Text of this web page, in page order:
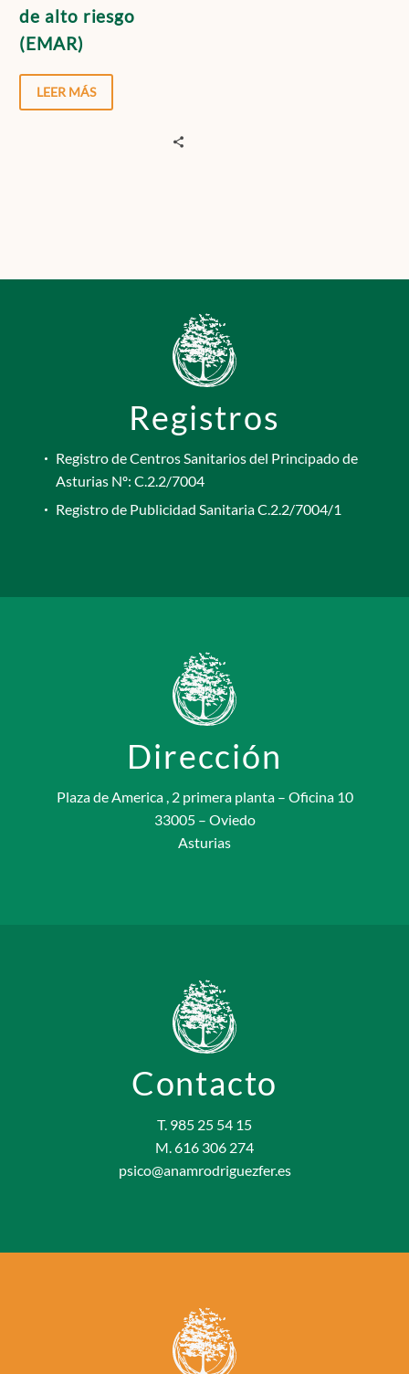
de alto riesgo
(EMAR)
LEER MÁS
Registros
Registro de Centros Sanitarios del Principado de
Asturias Nº: C.2.2/7004
Registro de Publicidad Sanitaria C.2.2/7004/1
Dirección
Plaza de America , 2 primera planta – Oficina 10
33005 – Oviedo
Asturias
Contacto
T. 985 25 54 15
M. 616 306 274
psico@anamrodriguezfer.es